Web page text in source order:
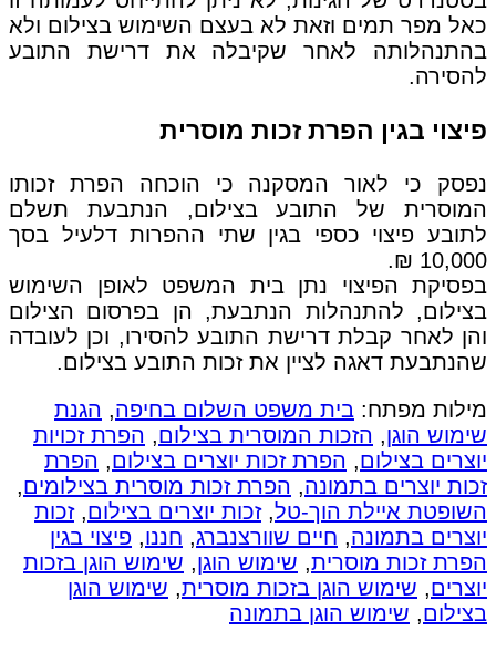
כאל מפר תמים וזאת לא בעצם השימוש בצילום ולא
בהתנהלותה לאחר שקיבלה את דרישת התובע
להסירה.
פיצוי בגין הפרת זכות מוסרית
נפסק כי לאור המסקנה כי הוכחה הפרת זכותו
המוסרית של התובע בצילום, הנתבעת תשלם
לתובע פיצוי כספי בגין שתי ההפרות דלעיל בסך
10,000 ₪.
בפסיקת הפיצוי נתן בית המשפט לאופן השימוש
בצילום, להתנהלות הנתבעת, הן בפרסום הצילום
והן לאחר קבלת דרישת התובע להסירו, וכן לעובדה
שהנתבעת דאגה לציין את זכות התובע בצילום.
מילות מפתח: בית משפט השלום בחיפה, הגנת
שימוש הוגן, הזכות המוסרית בצילום, הפרת זכויות
יוצרים בצילום, הפרת זכות יוצרים בצילום, הפרת
זכות יוצרים בתמונה, הפרת זכות מוסרית בצילומים,
השופטת איילת הוך-טל,זכות יוצרים בצילום,זכות
יוצרים בתמונה, חיים שוורצנברג, חננו, פיצוי בגין
הפרת זכות מוסרית, שימוש הוגן, שימוש הוגן בזכות
יוצרים, שימוש הוגן בזכות מוסרית, שימוש הוגן
בצילום, שימוש הוגן בתמונה